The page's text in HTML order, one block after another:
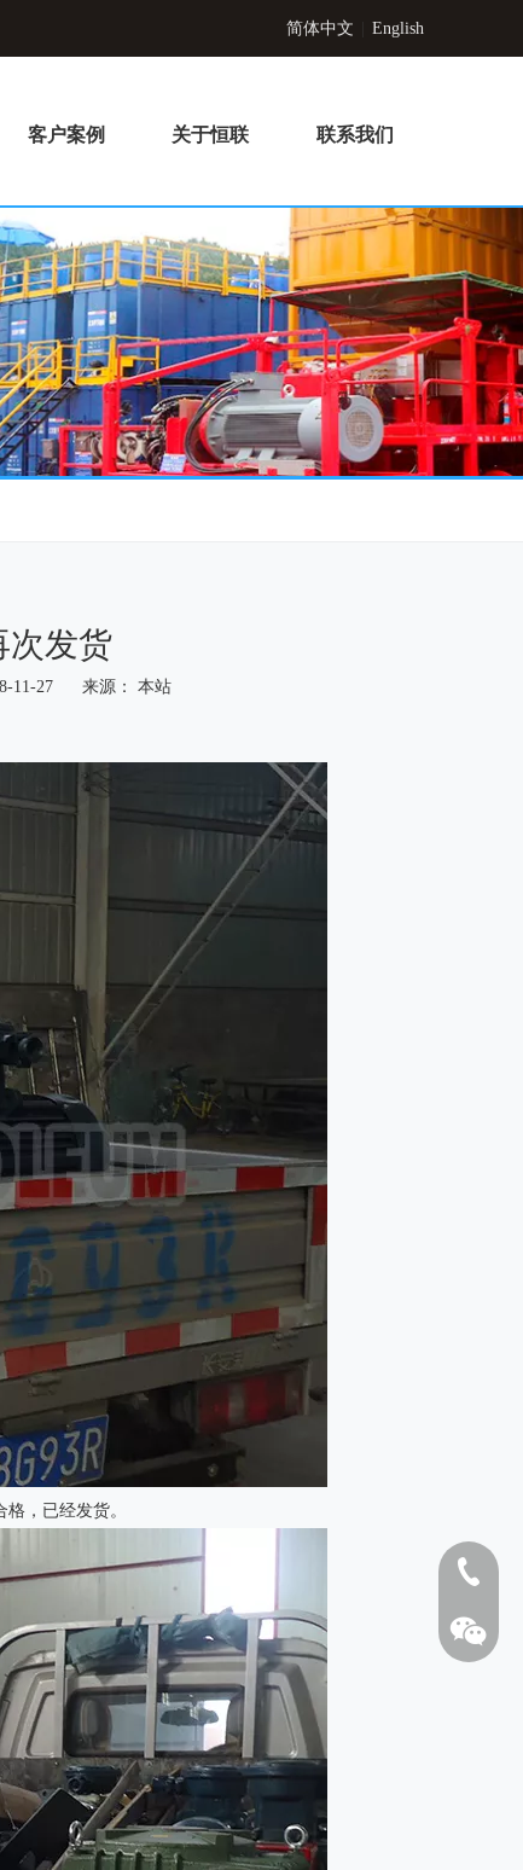
简体中文 English
客户案例 关于恒联 联系我们
生活水罐
次发货
11-27 来源： 本站
，已经发货。